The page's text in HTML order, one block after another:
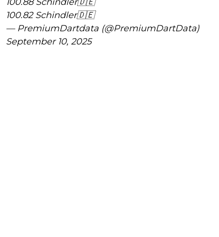
100.82 Schindler🇩🇪
— PremiumDartdata (@PremiumDartData)
September 10, 2025